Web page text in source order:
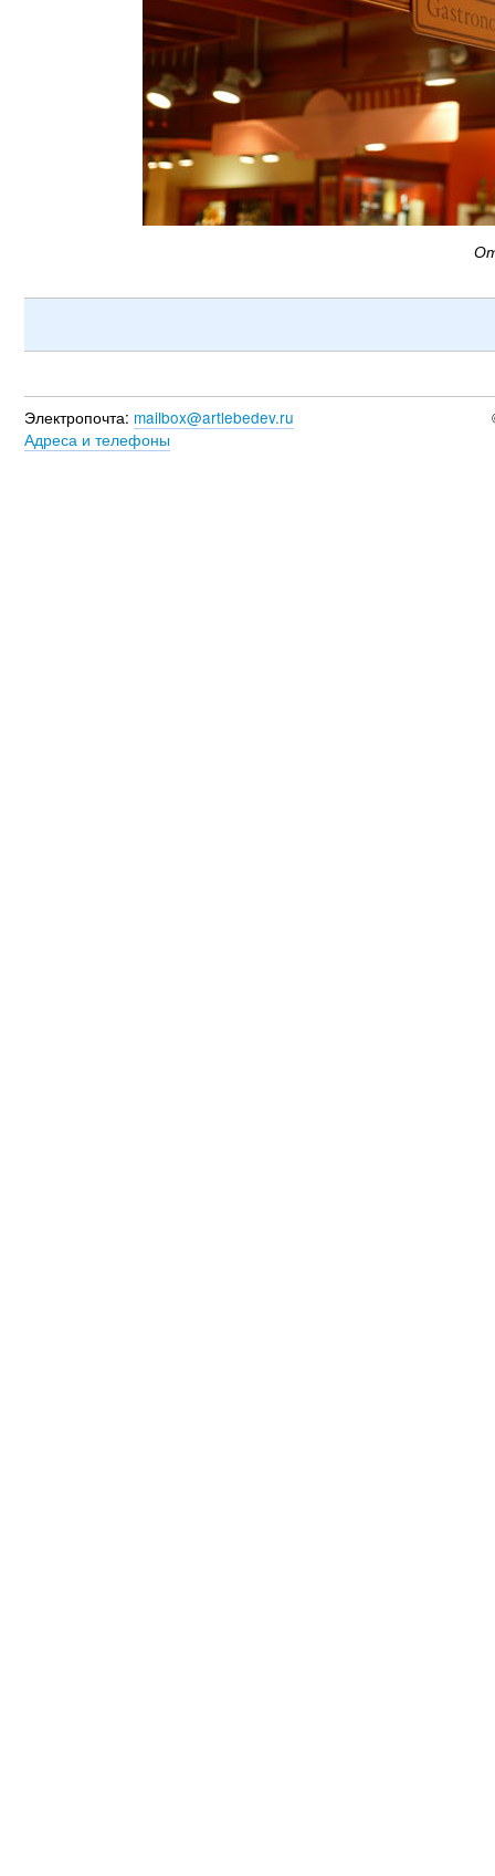
Электропочта: mailbox@artlebedev.ru
Адреса и телефоны